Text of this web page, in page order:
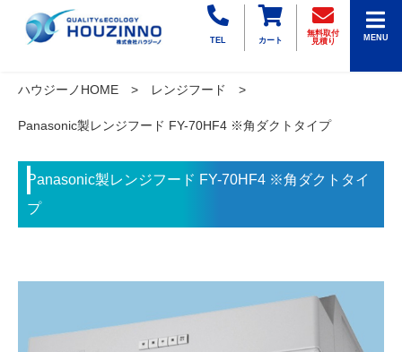
TEL カート
無料取付
見積り
MENU
ハウジーノHOME レンジフード
Panasonic製レンジフード FY-70HF4 ※角ダクトタイプ
Panasonic製レンジフード FY-70HF4 ※角ダクトタイ
プ